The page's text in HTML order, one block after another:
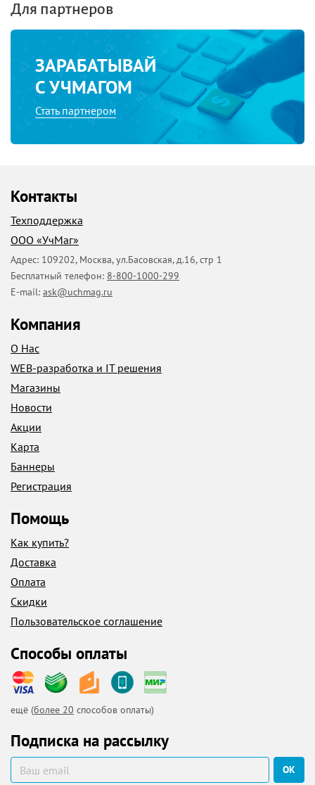
Для партнеров
ЗАРАБАТЫВАЙ
С УЧМАГОМ
Стать партнером
Контакты
Техподдержка
ООО «УчМаг»
Адрес: 109202, Москва,ул.Басовская, д.16, стр 1
Бесплатный телефон: 8-800-1000-299
E-mail: ask@uchmag.ru
Компания
О Нас
WEB-разработка и IT решения
Магазины
Новости
Акции
Карта
Баннеры
Регистрация
Помощь
Как купить?
Доставка
Оплата
Скидки
Пользовательское соглашение
Способы оплаты
ещё (более 20 способов оплаты)
Подписка на рассылку
ОК